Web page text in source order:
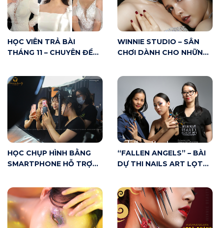
HỌC VIÊN TRẢ BÀI
THÁNG 11 – CHUYÊN ĐỀ
WINNIE STUDIO – SÂN
CHƠI DÀNH CHO NHỮNG
HỌC CHỤP HÌNH BẰNG
SMARTPHONE HỖ TRỢ
THẾ NÀO?
“FALLEN ANGELS” – BÀI
DỰ THI NAILS ART LỌT
BEAUTY AWARDS 2020